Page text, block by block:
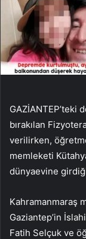
GAZİANTEP’teki
bırakılan
verilirken,
memleketi
dünyaevine
Kahramanmaraş
Gaziantep’in
Fatih Selçuk ve